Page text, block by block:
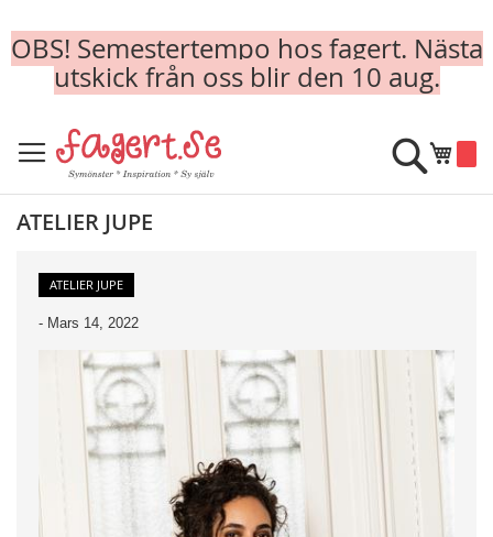
OBS! Semestertempo hos fagert. Nästa
utskick från oss blir den 10 aug.
to
Content
Min
Sök
ATELIER JUPE
ATELIER JUPE
- Mars 14, 2022